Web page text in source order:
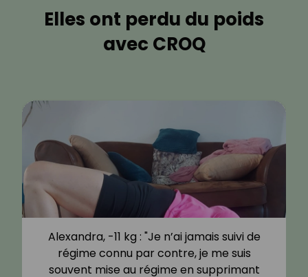
Elles ont perdu du poids
avec CROQ
Alexandra, -11 kg : "Je n’ai jamais suivi de
régime connu par contre, je me suis
souvent mise au régime en supprimant